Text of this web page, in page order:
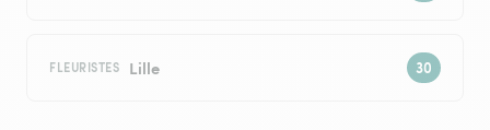
FLEURISTES Lille